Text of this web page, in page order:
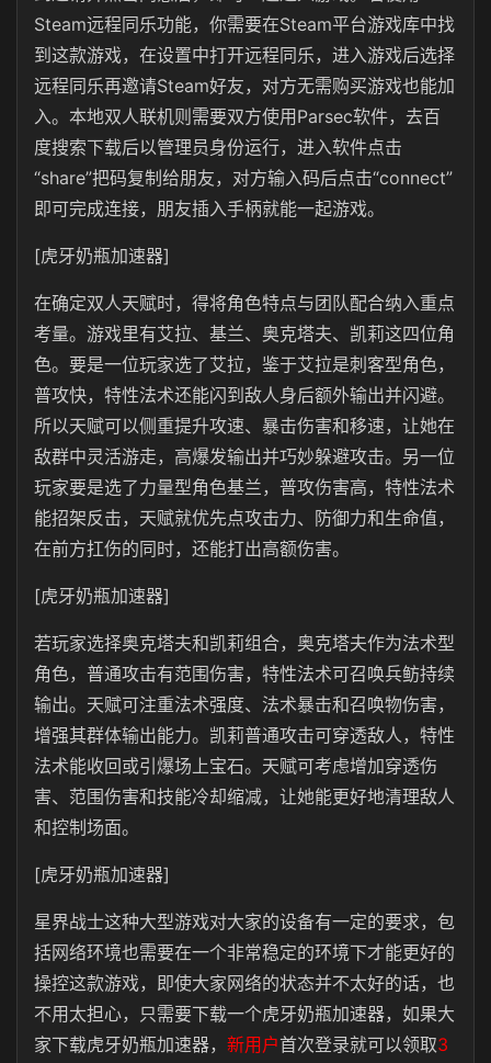
Steam远程同乐功能，你需要在Steam平台游戏库中找
到这款游戏，在设置中打开远程同乐，进入游戏后选择
远程同乐再邀请Steam好友，对方无需购买游戏也能加
入。本地双人联机则需要双方使用Parsec软件，去百
度搜索下载后以管理员身份运行，进入软件点击
“share”把码复制给朋友，对方输入码后点击“connect”
即可完成连接，朋友插入手柄就能一起游戏。
[虎牙奶瓶加速器]
在确定双人天赋时，得将角色特点与团队配合纳入重点
考量。游戏里有艾拉、基兰、奥克塔夫、凯莉这四位角
色。要是一位玩家选了艾拉，鉴于艾拉是刺客型角色，
普攻快，特性法术还能闪到敌人身后额外输出并闪避。
所以天赋可以侧重提升攻速、暴击伤害和移速，让她在
敌群中灵活游走，高爆发输出并巧妙躲避攻击。另一位
玩家要是选了力量型角色基兰，普攻伤害高，特性法术
能招架反击，天赋就优先点攻击力、防御力和生命值，
在前方扛伤的同时，还能打出高额伤害。
[虎牙奶瓶加速器]
若玩家选择奥克塔夫和凯莉组合，奥克塔夫作为法术型
角色，普通攻击有范围伤害，特性法术可召唤兵鲂持续
输出。天赋可注重法术强度、法术暴击和召唤物伤害，
增强其群体输出能力。凯莉普通攻击可穿透敌人，特性
法术能收回或引爆场上宝石。天赋可考虑增加穿透伤
害、范围伤害和技能冷却缩减，让她能更好地清理敌人
和控制场面。
[虎牙奶瓶加速器]
星界战士这种大型游戏对大家的设备有一定的要求，包
括网络环境也需要在一个非常稳定的环境下才能更好的
操控这款游戏，即使大家网络的状态并不太好的话，也
不用太担心，只需要下载一个虎牙奶瓶加速器，如果大
家下载虎牙奶瓶加速器， 新用户首次登录就可以领取3